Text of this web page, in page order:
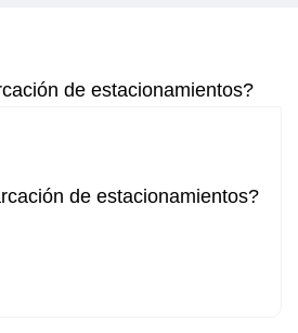
de estacionamientos?